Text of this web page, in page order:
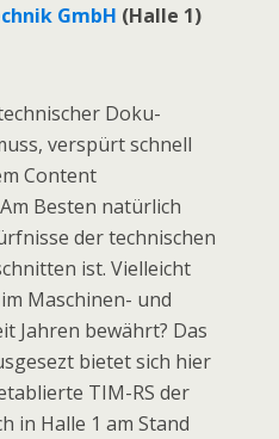
GmbH (Halle 1)
Doku-
verspürt schnell
Content
Besten natürlich
der technischen
ist. Vielleicht
Maschinen- und
Jahren bewährt? Das
bietet sich hier
TIM-RS der
in Halle 1 am Stand